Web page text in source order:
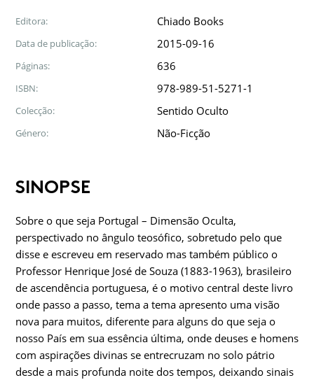
Editora: Chiado Books
Data de publicação: 2015-09-16
Páginas: 636
ISBN: 978-989-51-5271-1
Colecção: Sentido Oculto
Género: Não-Ficção
SINOPSE
Sobre o que seja Portugal – Dimensão Oculta,
perspectivado no ângulo teosófico, sobretudo pelo que
disse e escreveu em reservado mas também público o
Professor Henrique José de Souza (1883-1963), brasileiro
de ascendência portuguesa, é o motivo central deste livro
onde passo a passo, tema a tema apresento uma visão
nova para muitos, diferente para alguns do que seja o
nosso País em sua essência última, onde deuses e homens
com aspirações divinas se entrecruzam no solo pátrio
desde a mais profunda noite dos tempos, deixando sinais